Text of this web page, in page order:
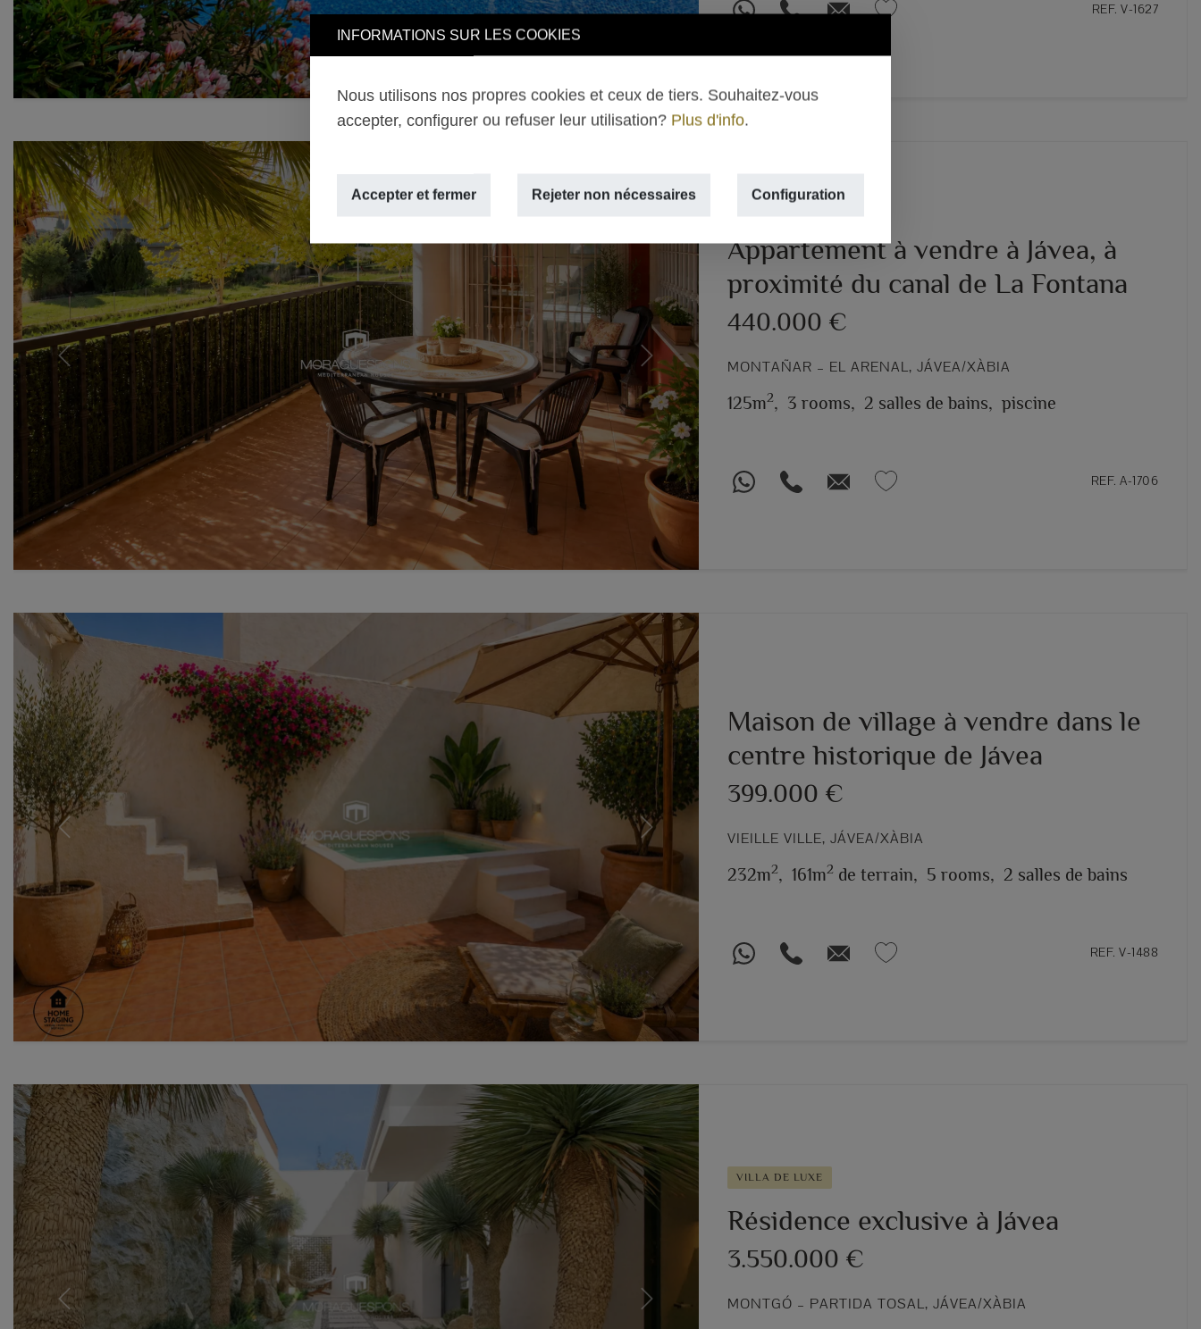
INFORMATIONS SUR LES COOKIES
Nous utilisons nos propres cookies et ceux de tiers. Souhaitez-vous
accepter, configurer ou refuser leur utilisation? Plus d'info.
Accepter et fermer Rejeter non nécessaires Configuration
REF. V-1627
Previous Next
Appartement à vendre à Jávea, à
proximité du canal de La Fontana
440.000 €
MONTAÑAR – EL ARENAL, JÁVEA/XÀBIA
125m2, 3 rooms, 2 salles de bains, piscine
REF. A-1706
Previous Next
Maison de village à vendre dans le
centre historique de Jávea
399.000 €
VIEILLE VILLE, JÁVEA/XÀBIA
232m2, 161m2 de terrain, 5 rooms, 2 salles de bains
REF. V-1488
Previous Next
VILLA DE LUXE
Résidence exclusive à Jávea
3.550.000 €
MONTGÓ – PARTIDA TOSAL, JÁVEA/XÀBIA